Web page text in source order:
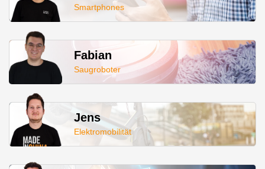
Smartphones
Fabian
Saugroboter
Jens
Elektromobilität